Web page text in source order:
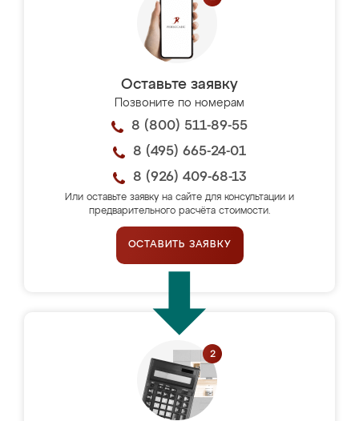
Оставьте заявку
Позвоните по номерам
8 (800) 511-89-55
8 (495) 665-24-01
8 (926) 409-68-13
Или оставьте заявку на сайте для консультации и
предварительного расчёта стоимости.
ОСТАВИТЬ ЗАЯВКУ